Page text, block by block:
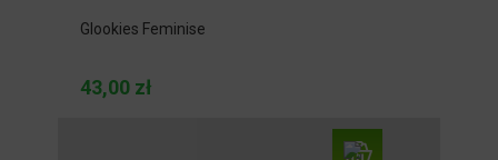
Glookies Feminise
43,00 zł